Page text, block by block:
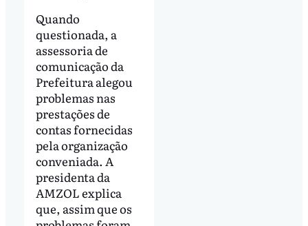
Quando
questionada, a
assessoria de
comunicação da
Prefeitura alegou
problemas nas
prestações de
contas fornecidas
pela organização
conveniada. A
presidenta da
AMZOL explica
que, assim que os